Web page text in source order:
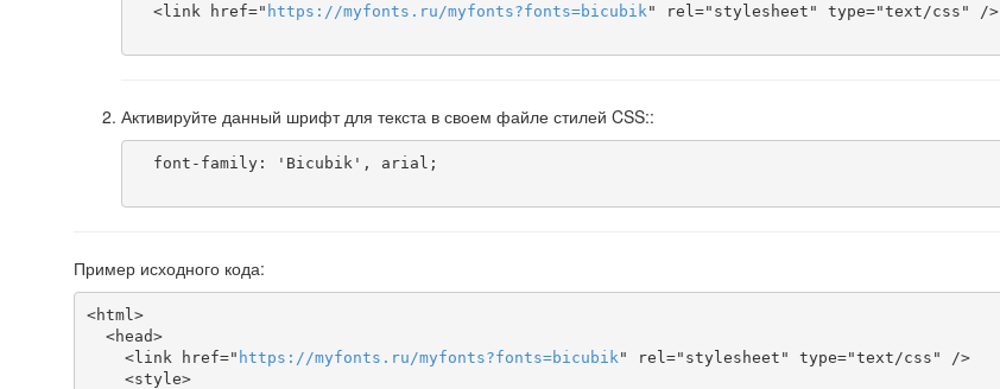
  <link href="
https ://myfonts . ru /myfonts?fonts=bicubik " rel="stylesheet" type="text/css" />
Активируйте данный шрифт для текста в своем файле стилей CSS::
Пример исходного кода:
<html>
    <link href="
https ://myfonts . ru /myfonts?fonts=bicubik " rel="stylesheet" type="text/css" />